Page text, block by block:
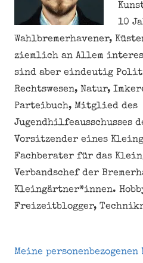
10
Wahlbremerhavener,
ziemlich an Allem
sind aber eindeutig
Rechtswesen, Natur,
Parteibuch, Mitglied des
Jugendhilfeausschusses
Vorsitzender eines
Fachberater für das
Verbandschef der
Kleingärtner*innen.
Freizeitblogger,
Meine